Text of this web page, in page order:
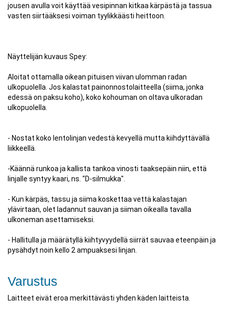
jousen avulla voit käyttää vesipinnan kitkaa kärpästä ja tassua
vasten siirtääksesi voiman tyylikkäästi heittoon.
Näyttelijän kuvaus Spey:
Aloitat ottamalla oikean pituisen viivan ulomman radan
ulkopuolella. Jos kalastat painonnostolaitteella (siima, jonka
edessä on paksu koho), koko kohouman on oltava ulkoradan
ulkopuolella.
- Nostat koko lentolinjan vedestä kevyellä mutta kiihdyttävällä
liikkeellä.
-Käännä runkoa ja kallista tankoa vinosti taaksepäin niin, että
linjalle syntyy kaari, ns. "D-silmukka".
- Kun kärpäs, tassu ja siima koskettaa vettä kalastajan
ylävirtaan, olet ladannut sauvan ja siiman oikealla tavalla
ulkoneman asettamiseksi.
- Hallitulla ja määrätyllä kiihtyvyydellä siirrät sauvaa eteenpäin ja
pysähdyt noin kello 2 ampuaksesi linjan.
Varustus
Laitteet eivät eroa merkittävästi yhden käden laitteista.